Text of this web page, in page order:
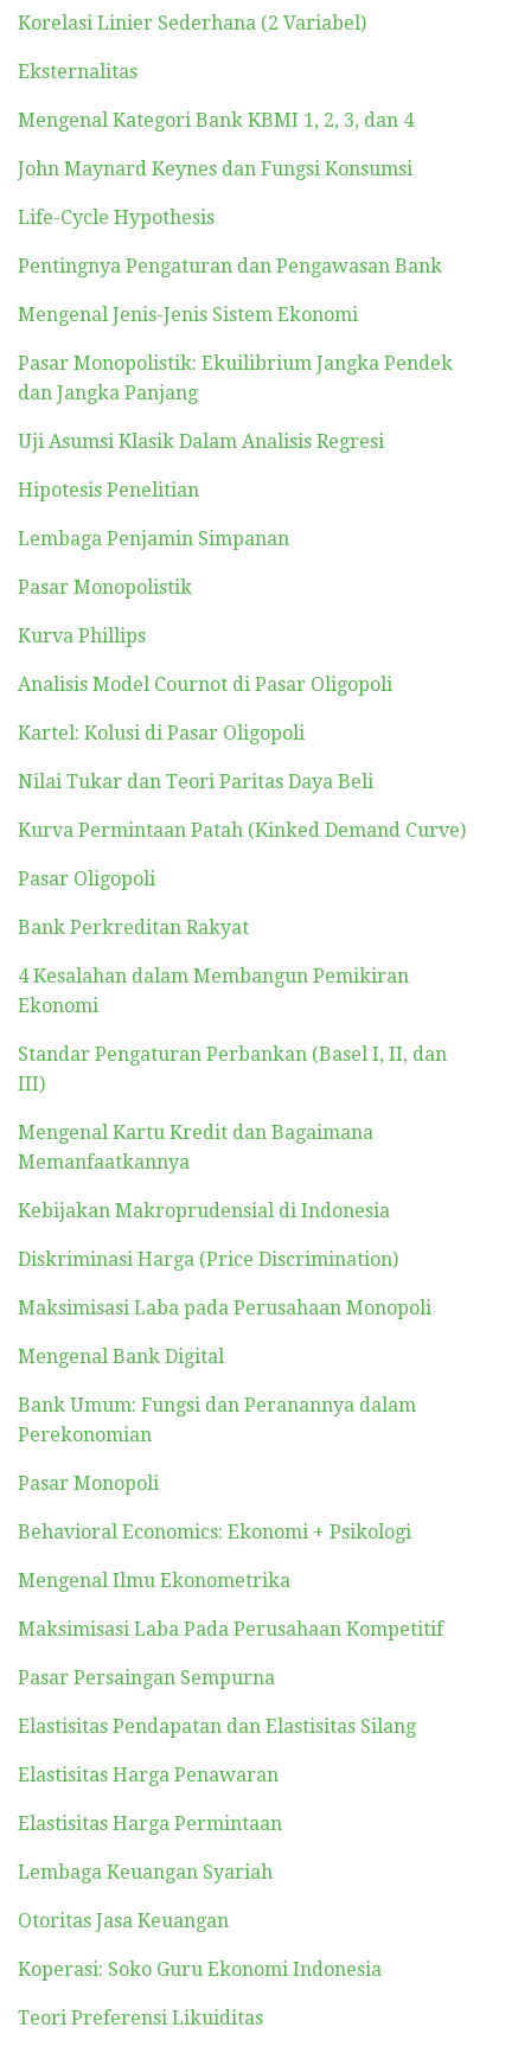
Korelasi Linier Sederhana (2 Variabel)
Eksternalitas
Mengenal Kategori Bank KBMI 1, 2, 3, dan 4
John Maynard Keynes dan Fungsi Konsumsi
Life-Cycle Hypothesis
Pentingnya Pengaturan dan Pengawasan Bank
Mengenal Jenis-Jenis Sistem Ekonomi
Pasar Monopolistik: Ekuilibrium Jangka Pendek
dan Jangka Panjang
Uji Asumsi Klasik Dalam Analisis Regresi
Hipotesis Penelitian
Lembaga Penjamin Simpanan
Pasar Monopolistik
Kurva Phillips
Analisis Model Cournot di Pasar Oligopoli
Kartel: Kolusi di Pasar Oligopoli
Nilai Tukar dan Teori Paritas Daya Beli
Kurva Permintaan Patah (Kinked Demand Curve)
Pasar Oligopoli
Bank Perkreditan Rakyat
4 Kesalahan dalam Membangun Pemikiran
Ekonomi
Standar Pengaturan Perbankan (Basel I, II, dan
III)
Mengenal Kartu Kredit dan Bagaimana
Memanfaatkannya
Kebijakan Makroprudensial di Indonesia
Diskriminasi Harga (Price Discrimination)
Maksimisasi Laba pada Perusahaan Monopoli
Mengenal Bank Digital
Bank Umum: Fungsi dan Peranannya dalam
Perekonomian
Pasar Monopoli
Behavioral Economics: Ekonomi + Psikologi
Mengenal Ilmu Ekonometrika
Maksimisasi Laba Pada Perusahaan Kompetitif
Pasar Persaingan Sempurna
Elastisitas Pendapatan dan Elastisitas Silang
Elastisitas Harga Penawaran
Elastisitas Harga Permintaan
Lembaga Keuangan Syariah
Otoritas Jasa Keuangan
Koperasi: Soko Guru Ekonomi Indonesia
Teori Preferensi Likuiditas